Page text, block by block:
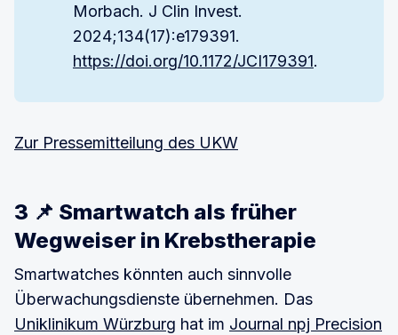
Morbach. J Clin Invest.
2024;134(17):e179391.
https://doi.org/10.1172/JCI179391.
Zur Pressemitteilung des UKW
3 📌 Smartwatch als früher
Wegweiser in Krebstherapie
Smartwatches könnten auch sinnvolle
Überwachungsdienste übernehmen. Das
Uniklinikum Würzburg hat im Journal npj Precision